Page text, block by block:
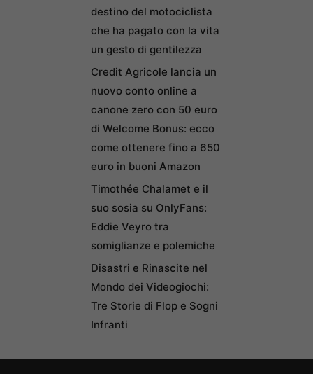
destino del motociclista
che ha pagato con la vita
un gesto di gentilezza
Credit Agricole lancia un
nuovo conto online a
canone zero con 50 euro
di Welcome Bonus: ecco
come ottenere fino a 650
euro in buoni Amazon
Timothée Chalamet e il
suo sosia su OnlyFans:
Eddie Veyro tra
somiglianze e polemiche
Disastri e Rinascite nel
Mondo dei Videogiochi:
Tre Storie di Flop e Sogni
Infranti